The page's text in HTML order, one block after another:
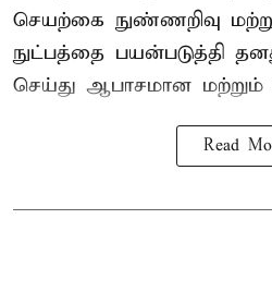
செயற்கை நுண்ணறிவு
நுட்பத்தை பயன்படுத்தி
செய்து ஆபாசமான மற்றும்
Read